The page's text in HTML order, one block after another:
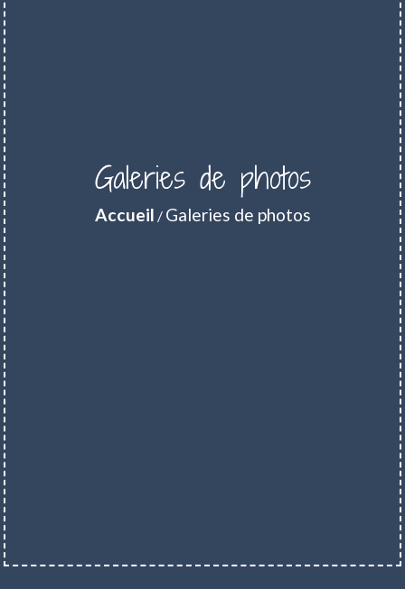
Galeries de photos
Accueil / Galeries de photos